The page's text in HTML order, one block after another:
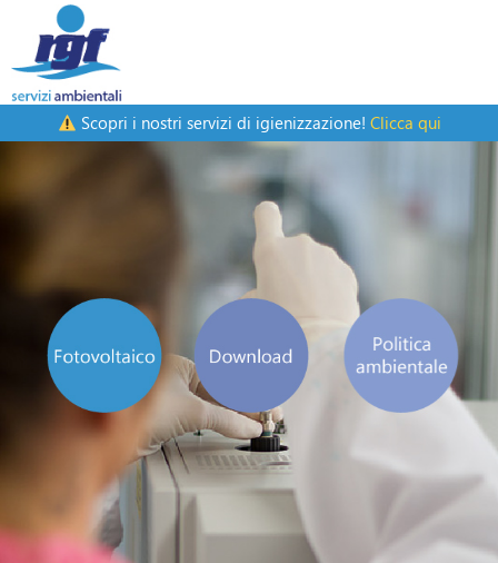
Scopri i nostri servizi di igienizzazione! Clicca qui